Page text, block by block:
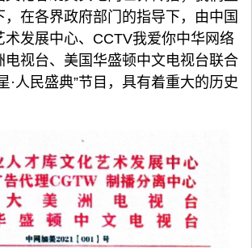
在各界政府部门的指导下，由中国
术发展中心、CCTV我爱你中华网络
电视台、美国华盛顿中文电视台联合
·人民盛典”节目，具有着重大的历史